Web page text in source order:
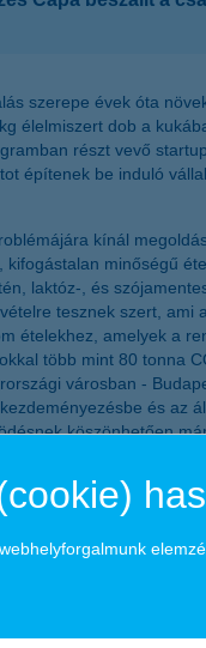
szerepe évek óta
élelmiszert dob a
részt vevő
építenek be induló
kínál
minőségű
laktóz-, és
tesznek szert,
ételekhez, amelyek a
több mint 80 tonna
városban -
és
köszönhetően
bővült, van,
ért el, ugyanis